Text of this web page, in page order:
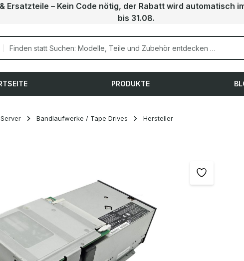
Ersatzteile – Kein Code nötig, der Rabatt wird automatisch
bis 31.08.
PRODUKTE
Server Bandlaufwerke / Tape Drives Hersteller